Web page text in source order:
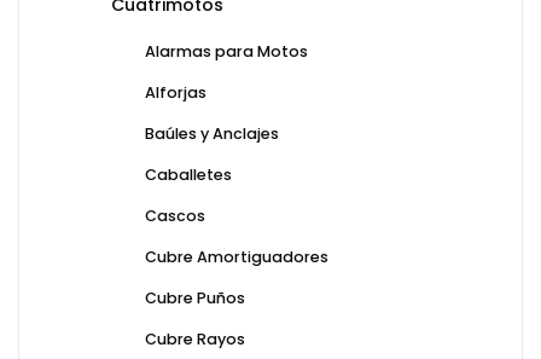
Cuatrimotos
Alarmas para Motos
Alforjas
Baúles y Anclajes
Caballetes
Cascos
Cubre Amortiguadores
Cubre Puños
Cubre Rayos